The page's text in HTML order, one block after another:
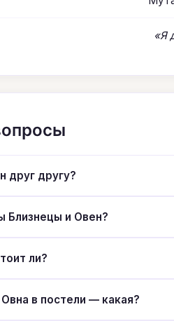
«Я
друг другу?
Близнецы и Овен?
ли?
в постели — какая?